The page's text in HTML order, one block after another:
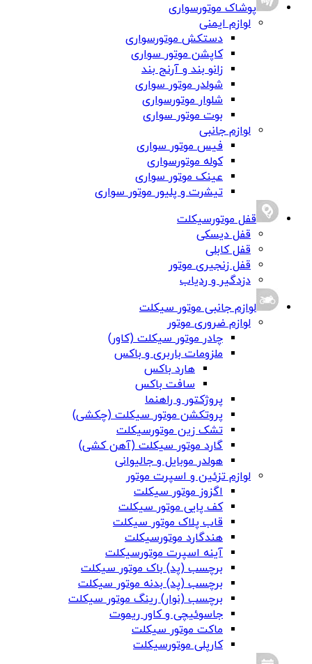
پوشاک موتورسواری
لوازم ایمنی
دستکش موتورسواری
کاپشن موتور سواری
زانو بند و آرنج بند
شولدر موتور سواری
شلوار موتورسواری
بوت موتور سواری
لوازم جانبی
فیس موتور سواری
کوله موتورسواری
عینک موتور سواری
تیشرت و پلیور موتور سواری
قفل موتورسیکلت
قفل دیسکی
قفل کابلی
قفل زنجیری موتور
دزدگیر و ردیاب
لوازم جانبی موتور سیکلت
لوازم ضروری موتور
چادر موتور سیکلت (کاور)
ملزومات باربری و باکس
هارد باکس
سافت باکس
پروژکتور و راهنما
پروتکشن موتور سیکلت (چکشی)
تشک زین موتورسیکلت
گارد موتور سیکلت (آهن کشی)
هولدر موبایل و جالیوانی
لوازم تزئین و اسپرت موتور
اگزوز موتور سیکلت
کف پایی موتور سیکلت
قاب پلاک موتور سیکلت
هندگارد موتورسیکلت
آینه اسپرت موتورسیکلت
برچسب (پد) باک موتور سیکلت
برچسب (پد) بدنه موتور سیکلت
برچسب (نوار) رینگ موتور سیکلت
جاسوئیچی و کاور ریموت
ماکت موتور سیکلت
کارپلی موتورسیکلت